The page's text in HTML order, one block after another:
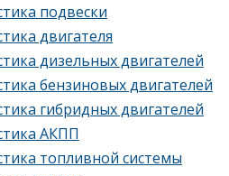
подвески
двигателя
дизельных двигателей
бензиновых двигателей
гибридных двигателей
АКПП
топливной системы